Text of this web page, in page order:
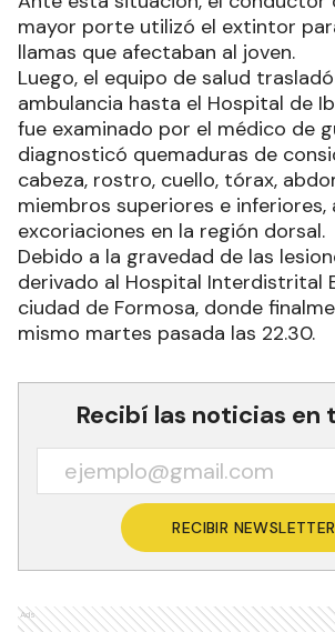
mayor porte utilizó el extintor
llamas que afectaban al joven.
Luego, el equipo de salud
ambulancia hasta el Hospital de
fue examinado por el médico de
diagnosticó quemaduras de
cabeza, rostro, cuello, tórax,
miembros superiores e inferiores,
excoriaciones en la región dorsal.
Debido a la gravedad de las
derivado al Hospital Interdistrital
ciudad de Formosa, donde
mismo martes pasada las 22.30.
Recibí las noticias en
RECIBIR NEWSLETTER
Ads